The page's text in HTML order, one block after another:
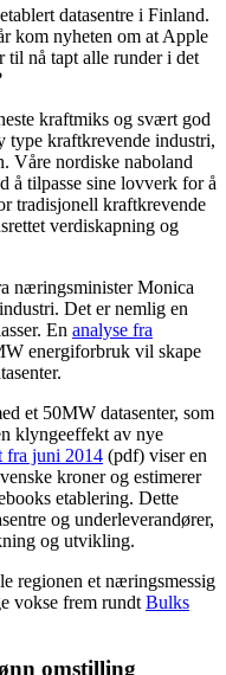
datasentre i Finland.
kom nyheten om at Apple
til nå tapt alle runder i det
kraftmiks og svært god
type kraftkrevende industri,
Våre nordiske naboland
å tilpasse sine lovverk for å
tradisjonell kraftkrevende
verdiskapning og
næringsminister Monica
Det er nemlig en
En analyse fra
energiforbruk vil skape
et 50MW datasenter, som
klyngeeffekt av nye
fra juni 2014 (pdf) viser en
kroner og estimerer
etablering. Dette
og underleverandører,
og utvikling.
regionen et næringsmessig
vokse frem rundt Bulks
omstilling